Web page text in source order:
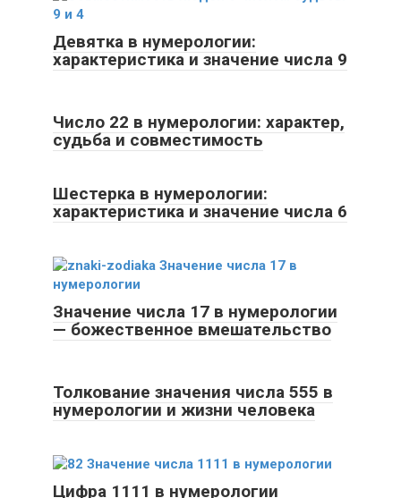
Девятка в нумерологии:
характеристика и значение числа 9
Число 22 в нумерологии: характер,
судьба и совместимость
Шестерка в нумерологии:
характеристика и значение числа 6
Значение числа 17 в нумерологии
— божественное вмешательство
Толкование значения числа 555 в
нумерологии и жизни человека
Цифра 1111 в нумерологии